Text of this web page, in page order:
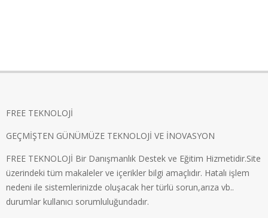
FREE TEKNOLOJİ
GEÇMİŞTEN GÜNÜMÜZE TEKNOLOJİ VE İNOVASYON
FREE TEKNOLOJİ Bir Danışmanlık Destek ve Eğitim Hizmetidir.Site
üzerindeki tüm makaleler ve içerikler bilgi amaçlıdır. Hatalı işlem
nedeni ile sistemlerinizde oluşacak her türlü sorun,arıza vb..
durumlar kullanıcı sorumluluğundadır.